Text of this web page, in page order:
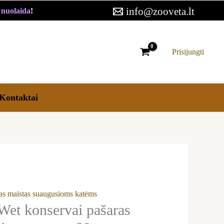
! info@zooveta.lt
Prisijungti
maistas suaugusioms katėms
konservai pašaras